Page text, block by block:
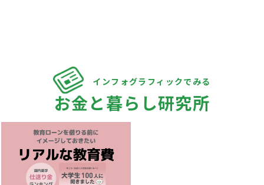
インフォグラフィックでみる
お金と暮らし研究所